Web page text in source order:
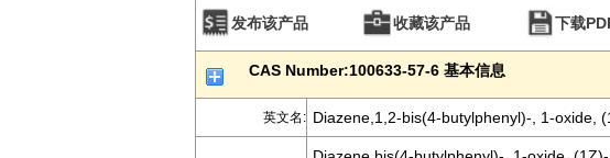
发布该产品 收藏该产品 下载
CAS Number:100633-57-6 基本信息
英文名: Diazene,1,2-bis(4-butylphenyl)-, 1-oxide,